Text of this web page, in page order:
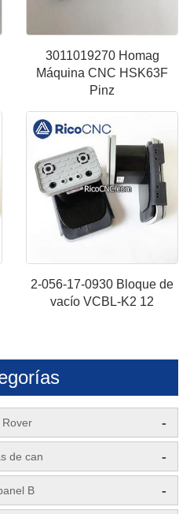
3011019270 Homag
Máquina CNC HSK63F
Pinz
2-056-17-0930 Bloque de
vacío VCBL-K2 12
Rover -
de can -
B -